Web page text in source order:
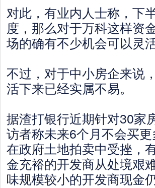
对此，有业内人士称，下
度，那么对于万科这样资
场的确有不少机会可以灵活
不过，对于中小房企来说
活下来已经实属不易。
据渣打银行近期针对30家
访者称未来6个月不会买
在政府土地拍卖中受挫，
金充裕的开发商从处境艰
味规模较小的开发商现金